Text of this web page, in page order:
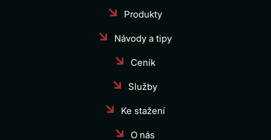
Produkty
Návody a tipy
Ceník
Služby
Ke stažení
O nás